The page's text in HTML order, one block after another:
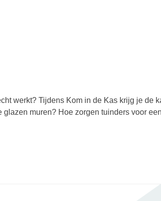
werkt? Tijdens Kom in de Kas krijg je de
glazen muren? Hoe zorgen tuinders voor